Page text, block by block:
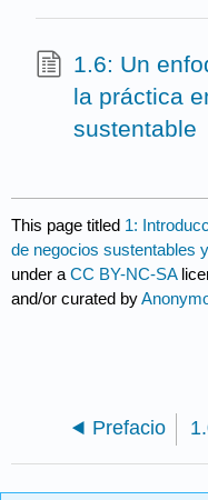
1.6: Un
la práctica
sustentable
This page titled 1:
de negocios sustentables
under aCC BY-NC-SA
and/or curated by
Prefacio